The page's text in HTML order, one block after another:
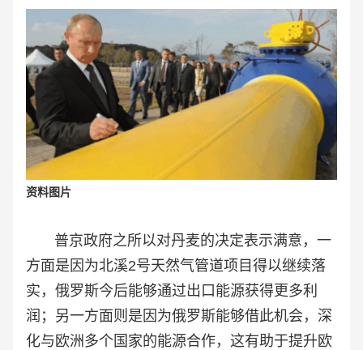
资料图片
普京政府之所以对丹麦的决定表示满意，一
方面是因为北溪2号天然气管道项目得以继续落
实，俄罗斯今后能够通过出口能源获得更多利
润；另一方面则是因为俄罗斯能够借此机会，深
化与欧洲多个国家的能源合作，这有助于提升欧